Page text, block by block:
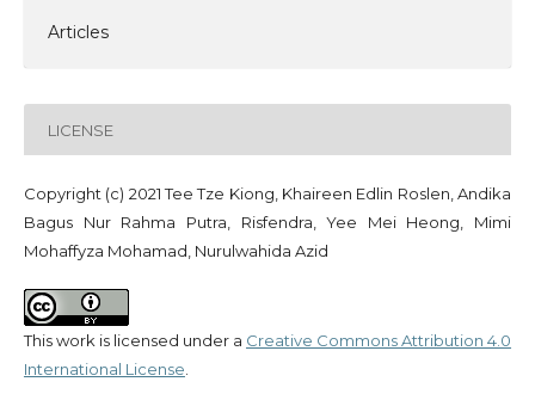
Articles
LICENSE
Copyright (c) 2021 Tee Tze Kiong, Khaireen Edlin Roslen, Andika
Bagus Nur Rahma Putra, Risfendra, Yee Mei Heong, Mimi
Mohaffyza Mohamad, Nurulwahida Azid
This work is licensed under a Creative Commons Attribution 4.0
International License